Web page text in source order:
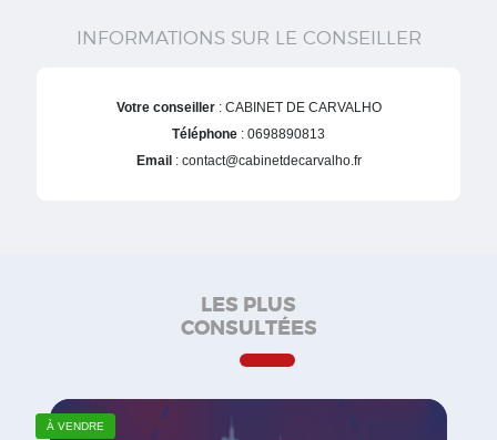
INFORMATIONS SUR LE CONSEILLER
Votre conseiller: CABINET DE CARVALHO
Téléphone : 0698890813
Email: contact@cabinetdecarvalho.fr
LES PLUS
CONSULTÉES
À VENDRE